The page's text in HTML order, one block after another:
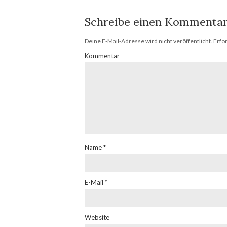
Schreibe einen
Deine E-Mail-Adresse wird nicht veröffentlicht.
Kommentar
Name*
E-Mail *
Website